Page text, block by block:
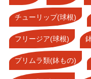
チューリップ(球根)
フリージア(球根)
プリムラ類(鉢もの)